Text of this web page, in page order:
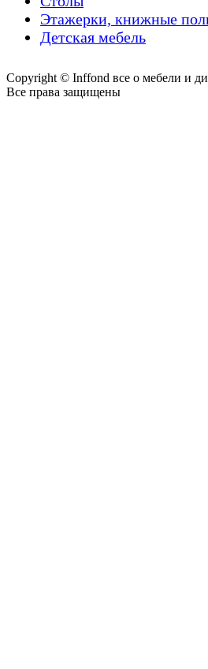
Этажерки, книжные
Детская мебель
Copyright © Inffond все о мебели и
Все права защищены